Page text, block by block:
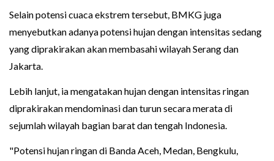
Selain potensi cuaca ekstrem tersebut, BMKG juga
menyebutkan adanya potensi hujan dengan intensitas sedang
yang diprakirakan akan membasahi wilayah Serang dan
Jakarta.
Lebih lanjut, ia mengatakan hujan dengan intensitas ringan
diprakirakan mendominasi dan turun secara merata di
sejumlah wilayah bagian barat dan tengah Indonesia.
"Potensi hujan ringan di Banda Aceh, Medan, Bengkulu,